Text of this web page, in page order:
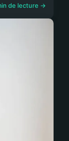
de lecture →